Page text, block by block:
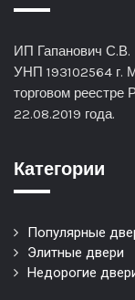
ИП Гапанович С.В.
УНП 193102564 г.
торговом
22.08.2019 года.
Категории
Популярные
Элитные двери
Недорогие